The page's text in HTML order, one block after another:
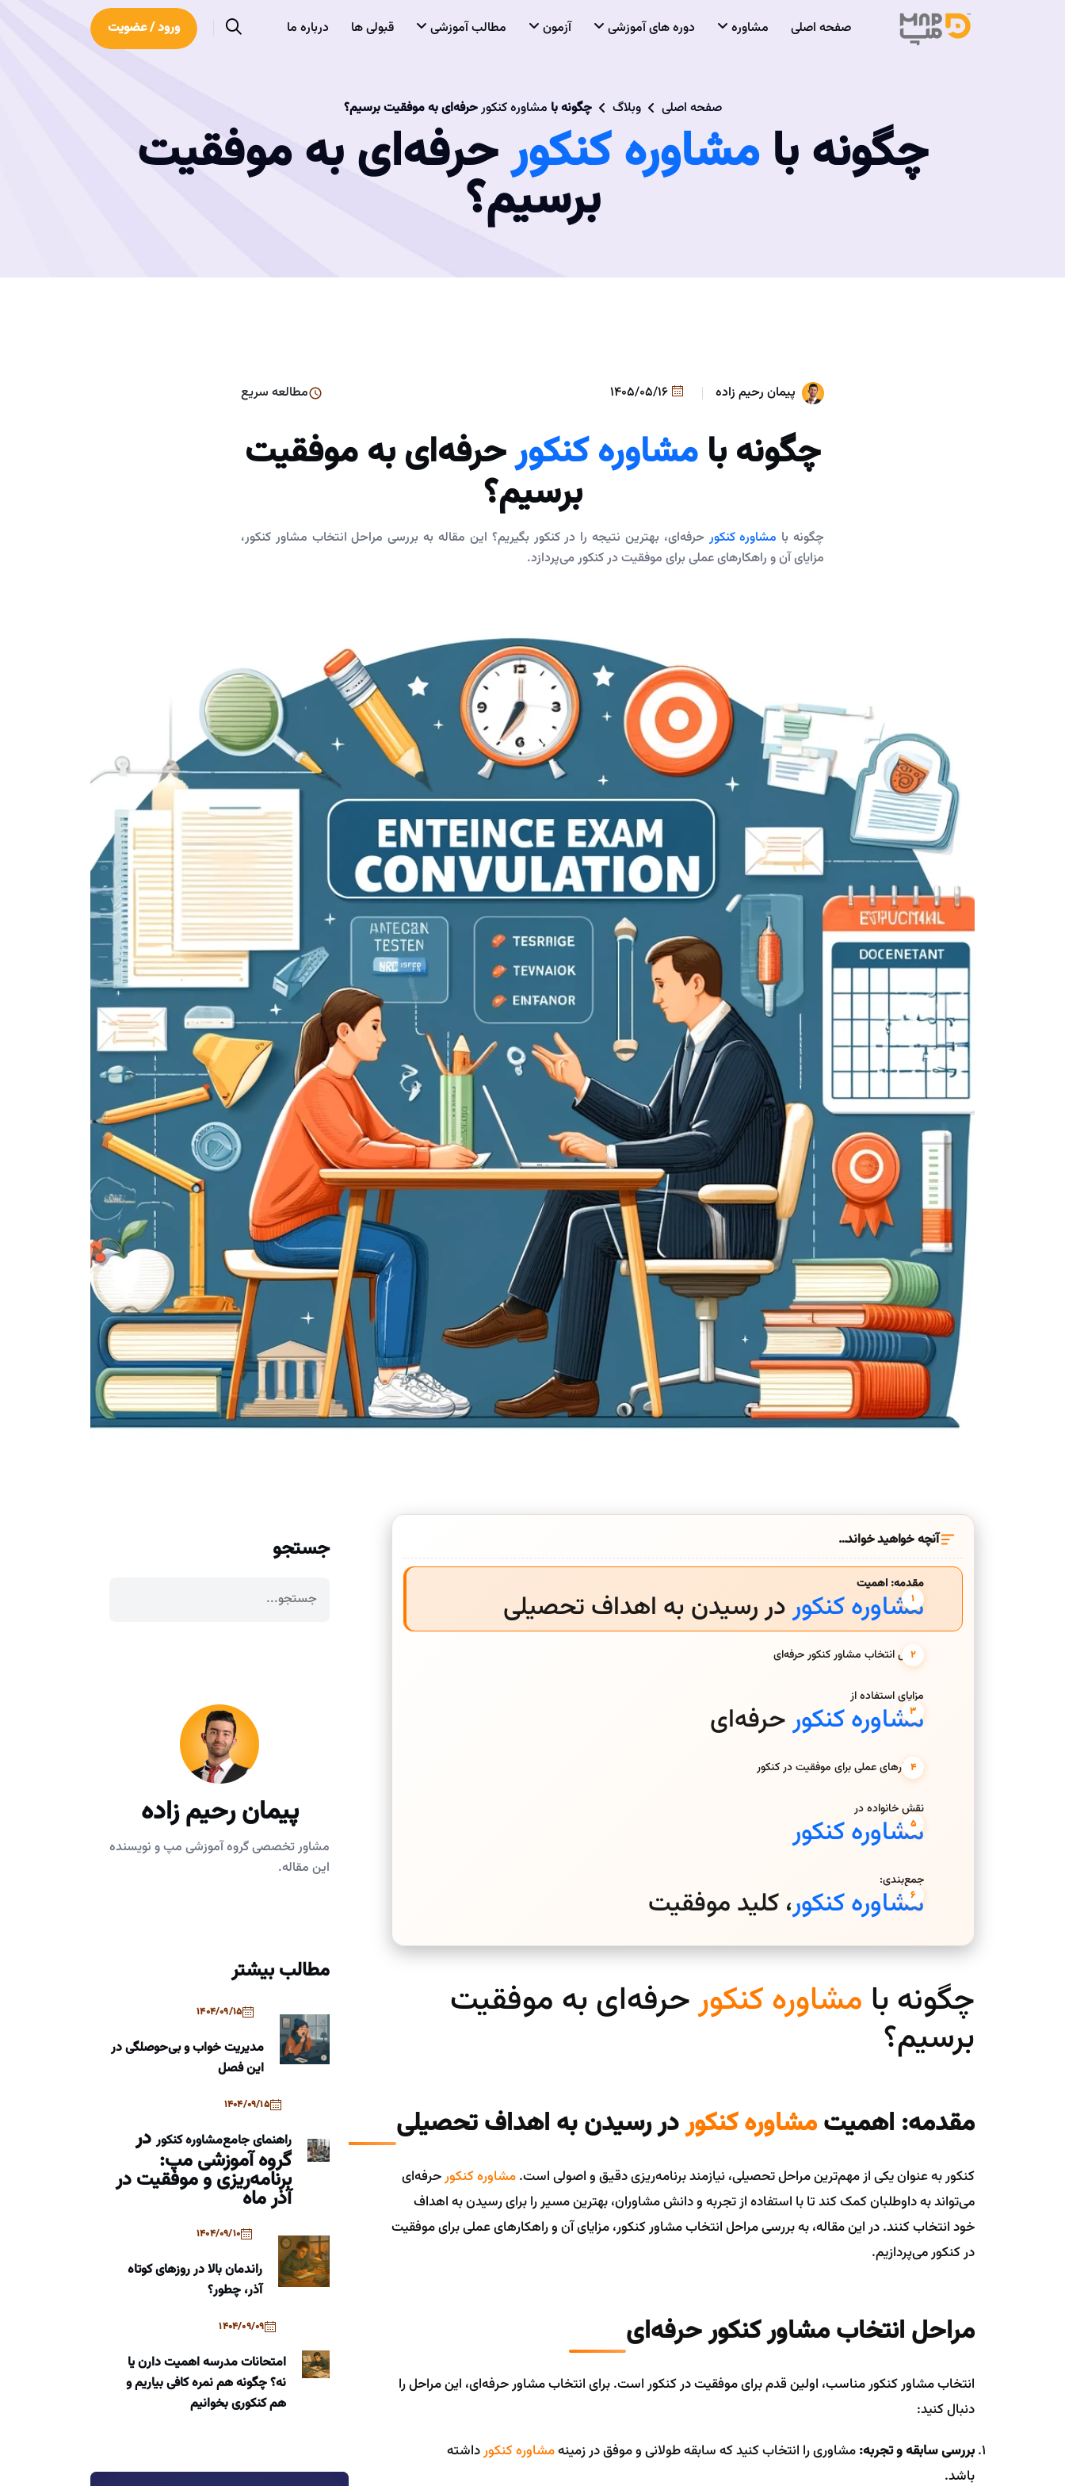
صفحه اصلی مشاوره دوره های آموزشی آزمون مطالب آموزشی قبولی ها درباره ما ورود / عضویت
صفحه اصلی وبلاگ چگونه با مشاوره کنکورحرفه‌ای به موفقیت برسیم؟
چگونه بامشاوره کنکورحرفه‌ای به موفقیت
برسیم؟
پیمان رحیم زاده مطالعه سریع
چگونه بامشاوره کنکورحرفه‌ای به موفقیت
برسیم؟
چگونه با مشاوره کنکور حرفه‌ای، بهترین نتیجه را در کنکور بگیریم؟ این مقاله به بررسی مراحل انتخاب مشاور کنکور،
مزایای آن و راهکارهای عملی برای موفقیت در کنکور می‌پردازد.
آنچه خواهید خواند…
مقدمه: اهمیت
مشاوره کنکوردر رسیدن به اهداف تحصیلی
مراحل انتخاب مشاور کنکور حرفه‌ای
مزایای استفاده از
مشاوره کنکورحرفه‌ای
راهکارهای عملی برای موفقیت در کنکور
نقش خانواده در
مشاوره کنکور
جمع‌بندی:
مشاوره کنکور، کلید موفقیت
چگونه با مشاوره کنکورحرفه‌ای به موفقیت
برسیم؟
مقدمه: اهمیتمشاوره کنکوردر رسیدن به اهداف تحصیلی
کنکور به عنوان یکی از مهم‌ترین مراحل تحصیلی، نیازمند برنامه‌ریزی دقیق و اصولی است.مشاوره کنکورحرفه‌ای
می‌تواند به داوطلبان کمک کند تا با استفاده از تجربه و دانش مشاوران، بهترین مسیر را برای رسیدن به اهداف
خود انتخاب کنند. در این مقاله، به بررسی مراحل انتخاب مشاور کنکور، مزایای آن و راهکارهای عملی برای موفقیت
در کنکور می‌پردازیم.
مراحل انتخاب مشاور کنکور حرفه‌ای
انتخاب مشاور کنکور مناسب، اولین قدم برای موفقیت در کنکور است. برای انتخاب مشاور حرفه‌ای، این مراحل را
دنبال کنید:
بررسی سابقه و تجربه:مشاوری را انتخاب کنید که سابقه طولانی و موفق در زمینهمشاوره کنکورداشته
باشد.
جستجو
پیمان رحیم زاده
مشاور تخصصی گروه آموزشی مپ و نویسنده
این مقاله.
مطالب بیشتر
1404/09/15
مدیریت خواب و بی‌حوصلگی در
این فصل
1404/09/15
راهنمای جامعمشاوره کنکوردر
گروه آموزشی مپ:
برنامه‌ریزی و موفقیت در
آذر ماه
1404/09/10
راندمان بالا در روزهای کوتاه
آذر، چطور؟
1404/09/09
امتحانات مدرسه اهمیت دارن یا
نه؟ چگونه هم نمره کافی بیاریم و
هم کنکوری بخوانیم